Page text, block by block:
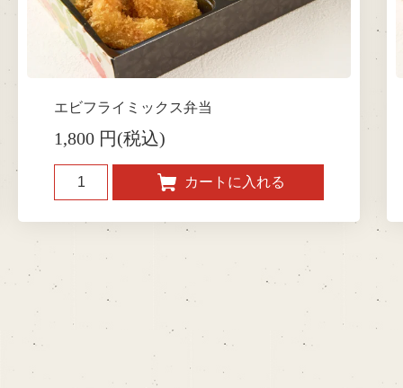
エビフライミックス弁当
1,800 円(税込)